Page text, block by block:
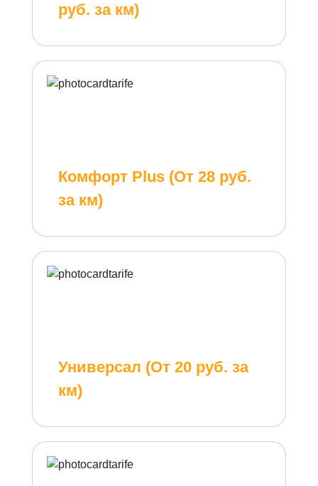
руб. за км)
Комфорт Plus (От 28 руб.
за км)
Универсал (От 20 руб. за
км)